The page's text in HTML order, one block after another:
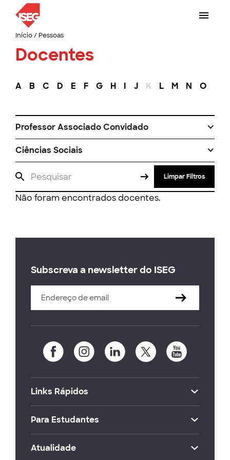
Início/ Pessoas
Docentes
A B C D E F G H I J K L M N O
Professor Associado Convidado
Ciências Sociais
Limpar Filtros
Não foram encontrados docentes.
Subscreva a newsletter do ISEG
Links Rápidos
Para Estudantes
Atualidade